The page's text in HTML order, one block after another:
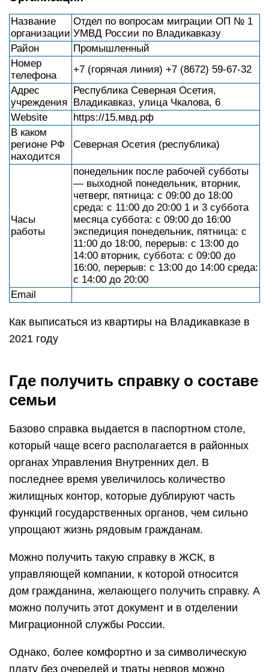
Название
организации
Отдел по вопросам миграции ОП № 1
УМВД России по Владикавказу
Район
Промышленный
Номер
телефона
+7 (горячая линия) +7 (8672) 59-67-32
Адрес
учреждения
Республика Северная Осетия,
Владикавказ, улица Чкалова, 6
Website
https://15.мвд.рф
В каком
регионе РФ
находится
Северная Осетия (республика)
Часы
работы
понедельник после рабочей субботы
— выходной понедельник, вторник,
четверг, пятница: с 09:00 до 18:00
среда: с 11:00 до 20:00 1 и 3 суббота
месяца суббота: с 09:00 до 16:00
экспедиция понедельник, пятница: с
11:00 до 18:00, перерыв: с 13:00 до
14:00 вторник, суббота: с 09:00 до
16:00, перерыв: с 13:00 до 14:00 среда:
с 14:00 до 20:00
Email
Как выписаться из квартиры на Владикавказе в
2021 году
Где получить справку о составе
семьи
Базово справка выдается в паспортном столе,
который чаще всего располагается в районных
органах Управления Внутренних дел. В
последнее время увеличилось количество
жилищных контор, которые дублируют часть
функций государственных органов, чем сильно
упрощают жизнь рядовым гражданам.
Можно получить такую справку в ЖСК, в
управляющей компании, к которой относится
дом гражданина, желающего получить справку. А
можно получить этот документ и в отделении
Миграционной службы России.
Однако, более комфортно и за символическую
плату без очередей и траты нервов можно